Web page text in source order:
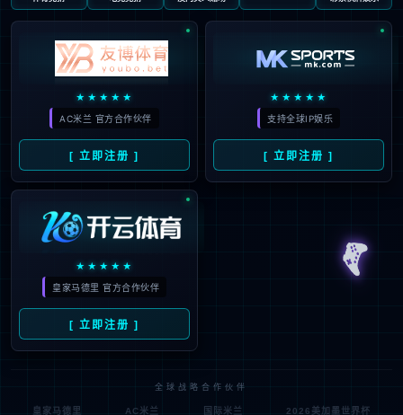
首页
医院解决方案
xpj7979一直坚持以高品质全系自主产品和雄厚的专业实力，不断升
级优化住宅项目的低压配电解决方案，所提供的新6全系列高端配电
产品原材料不含苯、镉、铅、汞等有害物质，符合欧盟ROHS环保认
证，安全更环保。主要产品包含全系列ACB万能式断路晶、MCCB塑
亮断路、ATS双电源自动转换开关、MCB终端配电及面板开关插座
智能家居产品，全线满足住宅项目的各级配电保护系统，为千家万
户的百姓用电安全保驾护航。